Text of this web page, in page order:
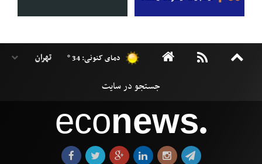
دمای کنونی: 34 °
econews●